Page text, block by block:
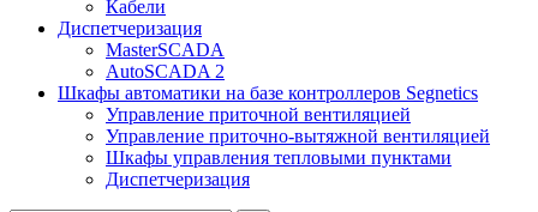
Кабели
Диспетчеризация
MasterSCADA
AutoSCADA 2
Шкафы автоматики на базе контроллеров Segnetics
Управление приточной вентиляцией
Управление приточно-вытяжной вентиляцией
Шкафы управления тепловыми пунктами
Диспетчеризация